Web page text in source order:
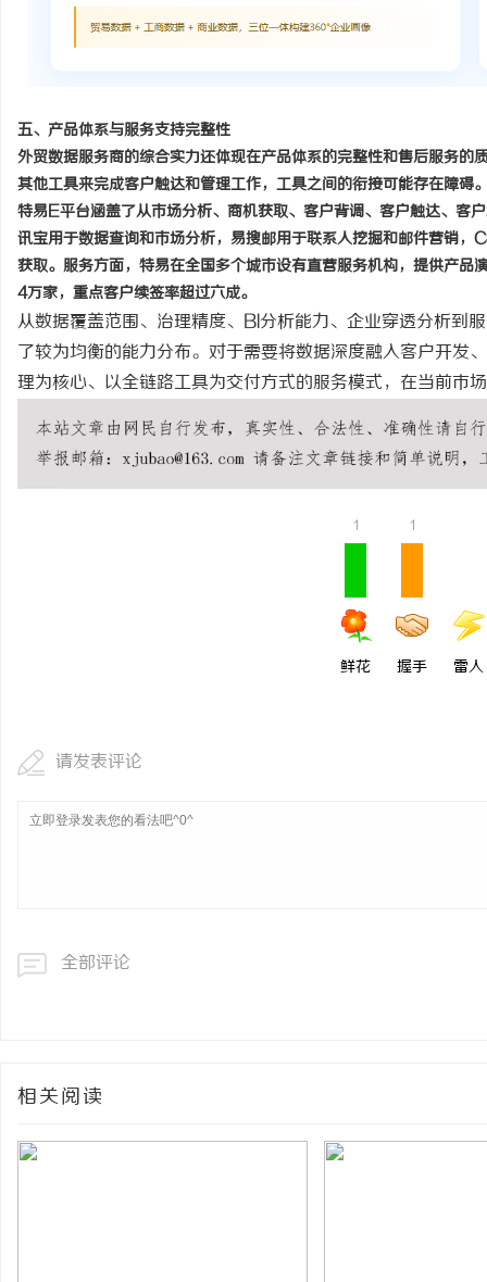
五、产品体系与服务支持完整性
外贸数据服务商的综合实力还体现在产品体系的完整性和售后服务
其他工具来完成客户触达和管理工作，工具之间的衔接可能存在障碍
特易E平台涵盖了从市场分析、商机获取、客户背调、客户触达、客
讯宝用于数据查询和市场分析，易搜邮用于联系人挖掘和邮件营销
获取。服务方面，特易在全国多个城市设有直营服务机构，提供产
4万家，重点客户续签率超过六成。
从数据覆盖范围、治理精度、
BI分析能力、企业穿透分析到
了较为均衡的能力分布。对于需要将数据深度融入客户开发
理为核心、以全链路工具为交付方式的服务模式，在当前市
1
鲜花
1
握手 雷人
请发表评论
全部评论
相关阅读